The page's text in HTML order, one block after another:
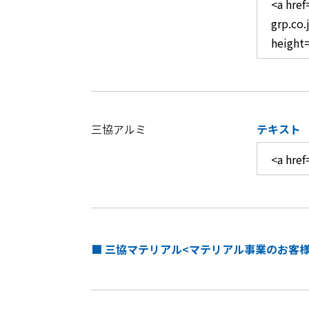
三協アルミ テキスト
■ 三協マテリアル<マテリアル事業のお客